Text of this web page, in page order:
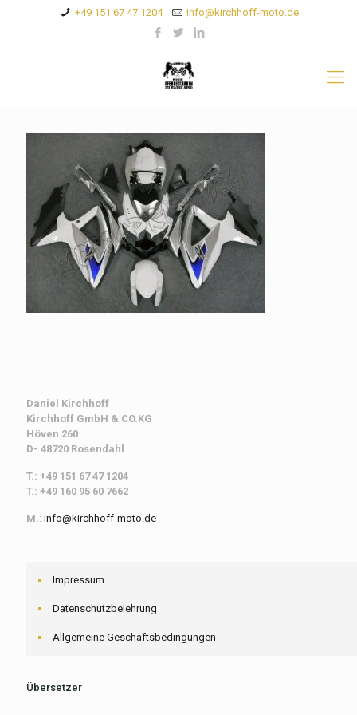
+49 151 67 47 1204 info@kirchhoff-moto.de
Daniel Kirchhoff
Kirchhoff GmbH & CO.KG
Höven 260
D- 48720 Rosendahl
T.: +49 151 67 47 1204
T.: +49 160 95 60 7662
M.: info@kirchhoff-moto.de
Impressum
Datenschutzbelehrung
Allgemeine Geschäftsbedingungen
Übersetzer